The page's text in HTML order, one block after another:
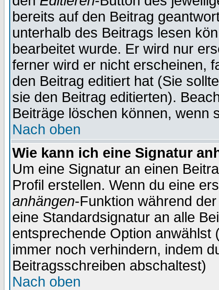
bereits auf den Beitrag
unterhalb des Beitrags lesen
bearbeitet wurde. Er wird nur
ferner wird er nicht erscheinen,
den Beitrag editiert hat (Sie
sie den Beitrag editierten).
Beiträge löschen können, wenn
Nach oben
Wie kann ich eine Signatur
Um eine Signatur an einen
Profil erstellen. Wenn du eine
anhängen-Funktion während
eine Standardsignatur an alle
entsprechende Option anwählst
immer noch verhindern, indem
Beitragsschreiben abschaltest)
Nach oben